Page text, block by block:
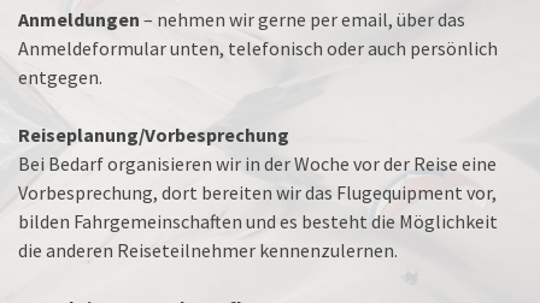
Anmeldungen – nehmen wir gerne per email, über das
Anmeldeformular unten, telefonisch oder auch persönlich
entgegen.
Reiseplanung/Vorbesprechung
Bei Bedarf organisieren wir in der Woche vor der Reise eine
Vorbesprechung, dort bereiten wir das Flugequipment vor,
bilden Fahrgemeinschaften und es besteht die Möglichkeit
die anderen Reiseteilnehmer kennenzulernen.